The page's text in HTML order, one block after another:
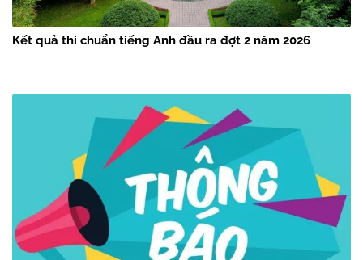
Kết quả thi chuẩn tiếng Anh đầu ra đợt 2 năm 2026